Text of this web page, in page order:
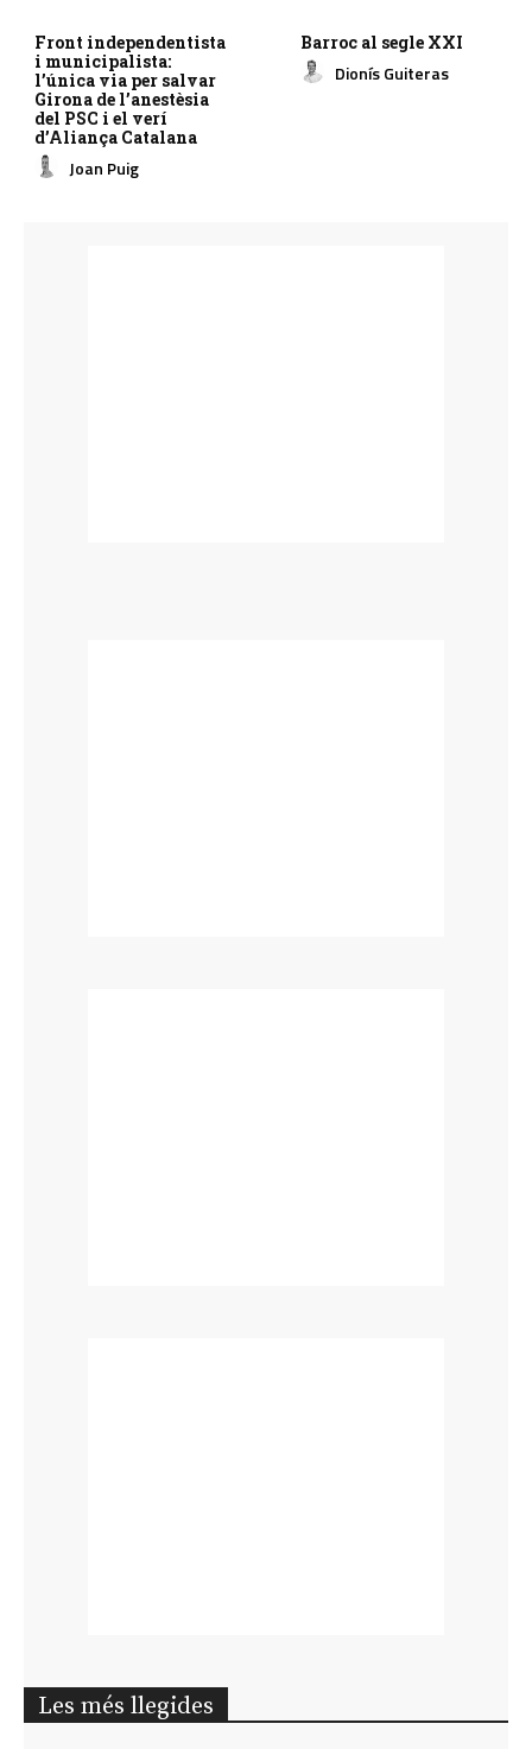
Front independentista
i municipalista:
l’única via per salvar
Girona de l’anestèsia
del PSC i el verí
d’Aliança Catalana
Joan Puig
Barroc al segle XXI
Dionís Guiteras
Les més llegides